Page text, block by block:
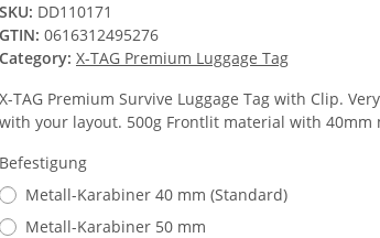
SKU: DD110171
GTIN: 0616312495276
Category: X-TAG Premium Luggage Tag
X-TAG Premium Survive Luggage Tag with Clip.
with your layout. 500g Frontlit material with 40mm
Befestigung
Metall-Karabiner 40 mm (Standard)
Metall-Karabiner 50 mm